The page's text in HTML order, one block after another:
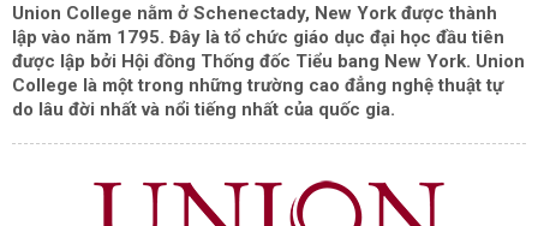
Union College nằm ở Schenectady, New York được thành
lập vào năm 1795. Đây là tổ chức giáo dục đại học đầu tiên
được lập bởi Hội đồng Thống đốc Tiểu bang New York. Union
College là một trong những trường cao đẳng nghệ thuật tự
do lâu đời nhất và nổi tiếng nhất của quốc gia.